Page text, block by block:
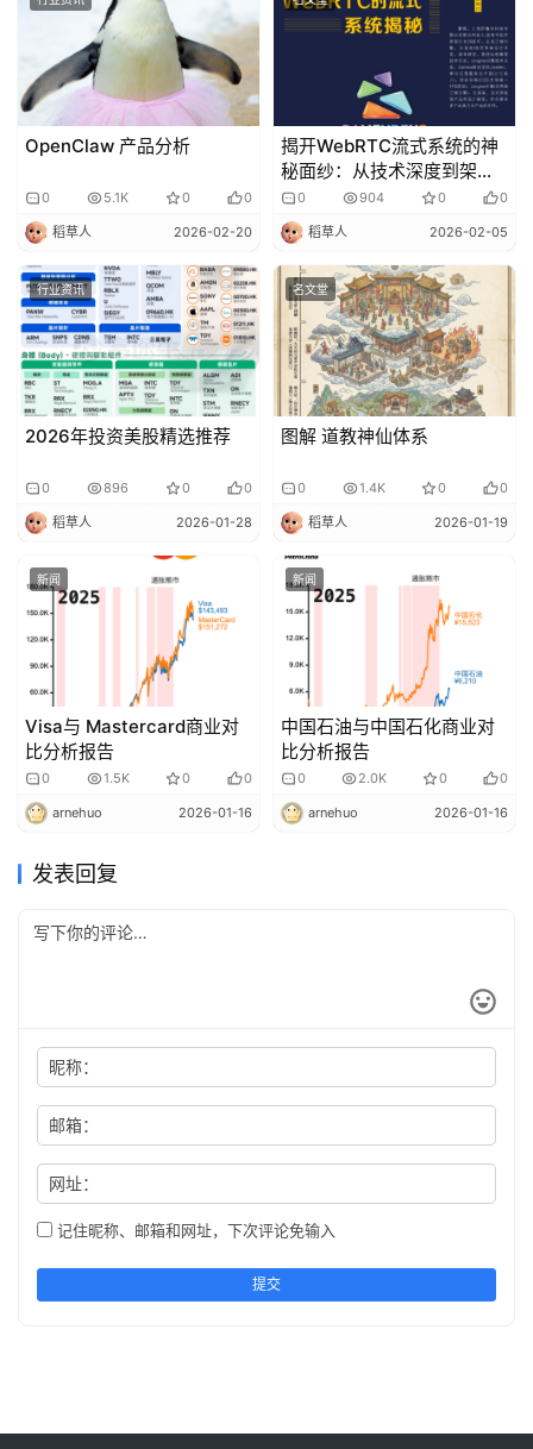
OpenClaw 产品分析
0 5.1K 0 0
稻草人 2026-02-20
揭开WebRTC流式系统的神
秘面纱：从技术深度到架构
创新
0 904 0 0
稻草人 2026-02-05
行业资讯
2026年投资美股精选推荐
0 896 0 0
稻草人 2026-01-28
名文堂
图解 道教神仙体系
0 1.4K 0 0
稻草人 2026-01-19
新闻
Visa与 Mastercard商业对
比分析报告
0 1.5K 0 0
arnehuo 2026-01-16
新闻
中国石油与中国石化商业对
比分析报告
0 2.0K 0 0
arnehuo 2026-01-16
发表回复
昵称：
邮箱：
网址：
记住昵称、邮箱和网址，下次评论免输入
提交